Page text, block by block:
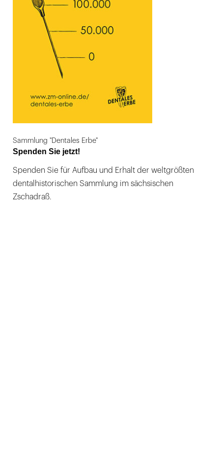
Sammlung "Dentales Erbe"
Spenden Sie jetzt!
Spenden Sie für Aufbau und Erhalt der weltgrößten
dentalhistorischen Sammlung im sächsischen
Zschadraß.